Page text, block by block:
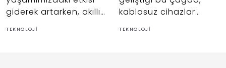
giderek artarken, akıllı
saatler bu değişimin
TEKNOLOJI
kablosuz cihazlar
hayatımıza büyük
TEKNOLOJI